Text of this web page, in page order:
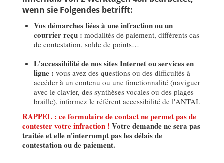
wenn sie Folgendes betrifft:
Vos démarches liées à une infraction ou un
courrier reçu : modalités de paiement, différents cas
de contestation, solde de points…
L'accessibilité de nos sites Internet ou services en
ligne : vous avez des questions ou des difficultés à
accéder à un contenu ou une fonctionnalité (naviguer
avec le clavier, des synthèses vocales ou des plages
braille), informez le référent accessibilité de l'ANTAI.
RAPPEL : ce formulaire de contact ne permet pas de
contester votre infraction ! Votre demande ne sera pas
traitée et elle n'interrompt pas les délais de
contestation ou de paiement.